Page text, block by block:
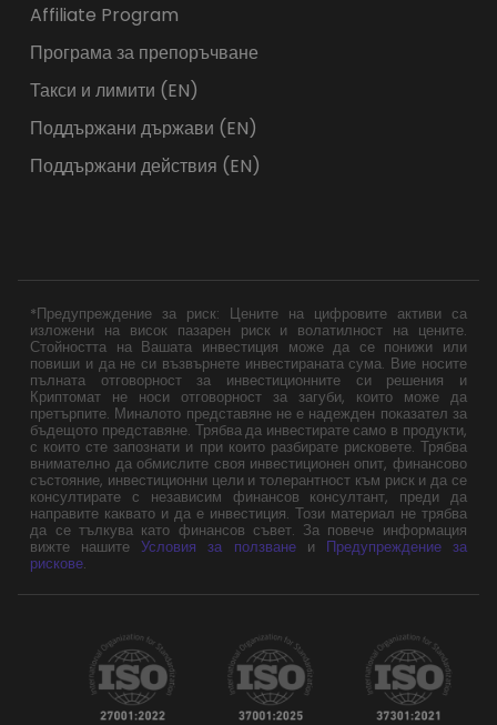
Affiliate Program
Програма за препоръчване
Такси и лимити (EN)
Поддържани държави (EN)
Поддържани действия (EN)
*Предупреждение за риск: Цените на цифровите активи са
изложени на висок пазарен риск и волатилност на цените.
Стойността на Вашата инвестиция може да се понижи или
повиши и да не си възвърнете инвестираната сума. Вие носите
пълната отговорност за инвестиционните си решения и
Криптомат не носи отговорност за загуби, които може да
претърпите. Миналото представяне не е надежден показател за
бъдещото представяне. Трябва да инвестирате само в продукти,
с които сте запознати и при които разбирате рисковете. Трябва
внимателно да обмислите своя инвестиционен опит, финансово
състояние, инвестиционни цели и толерантност към риск и да се
консултирате с независим финансов консултант, преди да
направите каквато и да е инвестиция. Този материал не трябва
да се тълкува като финансов съвет. За повече информация
вижте нашитеУсловия за ползванеи Предупреждение за
рискове.